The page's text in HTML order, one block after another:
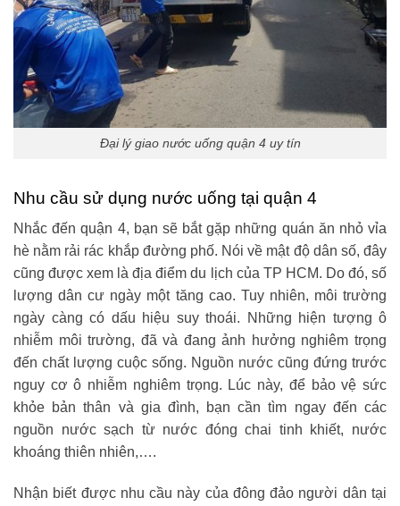
Đại lý giao nước uống quận 4 uy tín
Nhu cầu sử dụng nước uống tại quận 4
Nhắc đến quận 4, bạn sẽ bắt gặp những quán ăn nhỏ vỉa
hè nằm rải rác khắp đường phố. Nói về mật độ dân số, đây
cũng được xem là địa điểm du lịch của TP HCM. Do đó, số
lượng dân cư ngày một tăng cao. Tuy nhiên, môi trường
ngày càng có dấu hiệu suy thoái. Những hiện tượng ô
nhiễm môi trường, đã và đang ảnh hưởng nghiêm trọng
đến chất lượng cuộc sống. Nguồn nước cũng đứng trước
nguy cơ ô nhiễm nghiêm trọng. Lúc này, để bảo vệ sức
khỏe bản thân và gia đình, bạn cần tìm ngay đến các
nguồn nước sạch từ nước đóng chai tinh khiết, nước
khoáng thiên nhiên,….
Nhận biết được nhu cầu này của đông đảo người dân tại